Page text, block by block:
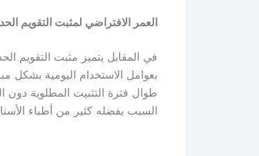
العمر الافتراضي لمثبت التقويم
في المقابل يتميز مثبت التقويم
بعوامل الاستخدام اليومية بشكل
طوال فترة التثبيت المطلوبة دون
السبب يفضله كثير من أطباء